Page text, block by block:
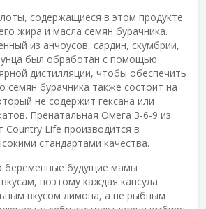
содержащиеся в этом продукте
жира и масла семян бурачника.
из анчоусов, сардин, скумбрии,
был обработан с помощью
дистилляции, чтобы обеспечить
семян бурачника также состоит на
не содержит гексана или
Пренатальная Омега 3-6-9 из
Country Life производится в
стандартами качества.
будущие мамы
поэтому каждая капсула
вкусом лимона, а не рыбным